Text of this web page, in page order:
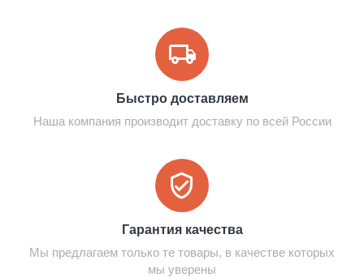
Быстро доставляем
Наша компания производит доставку по всей России
Гарантия качества
Мы предлагаем только те товары, в качестве которых
мы уверены